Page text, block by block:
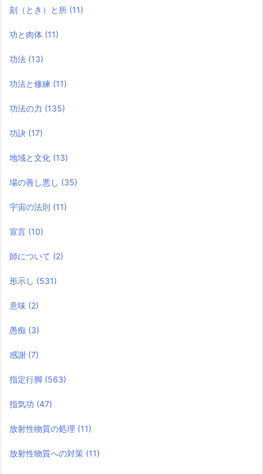
刻（とき）と所 (11)
功と肉体 (11)
功法 (13)
功法と修練 (11)
功法の力 (135)
功訣 (17)
地域と文化 (13)
場の善し悪し (35)
宇宙の法則 (11)
宣言 (10)
師について (2)
形示し (531)
意味 (2)
愚痴 (3)
感謝 (7)
指定行脚 (563)
指気功 (47)
放射性物質の処理 (11)
放射性物質への対策 (11)